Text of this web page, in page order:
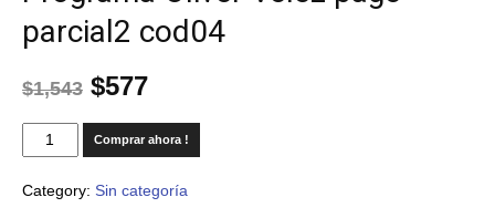
parcial2 cod04
$1,543 $577
Comprar ahora !
Category: Sin categoría